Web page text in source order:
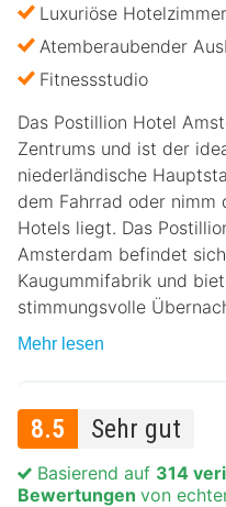
Luxuriöse Hotelzimmer
Atemberaubender
Fitnessstudio
Das Postillion Hotel
Zentrums und ist der
niederländische
dem Fahrrad oder nimm
Hotels liegt. Das
Amsterdam befindet
Kaugummifabrik und
stimmungsvolle
Mehr lesen
8.5 Sehr gut
Basierend auf 314
Bewertungen von